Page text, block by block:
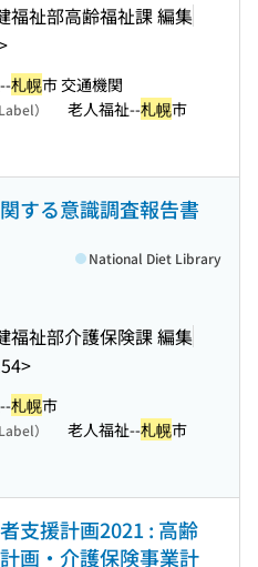
福祉部高齢福祉課 編集
札幌市 交通機関
） 老人福祉--札幌市
する意識調査報告書
福祉部介護保険課 編集
National Diet Library
札幌市
） 老人福祉--札幌市
支援計画2021 : 高齢
画・介護保険事業計